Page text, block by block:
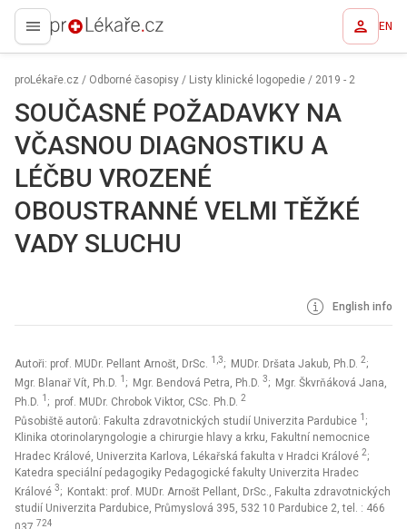
proLékaře.cz EN
proLékaře.cz / Odborné časopisy / Listy klinické logopedie / 2019 - 2
SOUČASNÉ POŽADAVKY NA
VČASNOU DIAGNOSTIKU A
LÉČBU VROZENÉ
OBOUSTRANNÉ VELMI TĚŽKÉ
VADY SLUCHU
English info
Autoři: prof. MUDr. Pellant Arnošt, DrSc. 1,3; MUDr. Dršata Jakub, Ph.D. 2;
Mgr. Blanař Vít, Ph.D. 1 ; Mgr. Bendová Petra, Ph.D. 3; Mgr. Škvrňáková Jana,
Ph.D. 1 ; prof. MUDr. Chrobok Viktor, CSc. Ph.D. 2
Působiště autorů: Fakulta zdravotnických studií Univerzita Pardubice 1 ;
Klinika otorinolaryngologie a chirurgie hlavy a krku, Fakultní nemocnice
Hradec Králové, Univerzita Karlova, Lékařská fakulta v Hradci Králové 2;
Katedra speciální pedagogiky Pedagogické fakulty Univerzita Hradec
Králové 3; Kontakt: prof. MUDr. Arnošt Pellant, DrSc., Fakulta zdravotnických
studií Univerzita Pardubice, Průmyslová 395, 532 10 Pardubice 2, tel. : 466
724